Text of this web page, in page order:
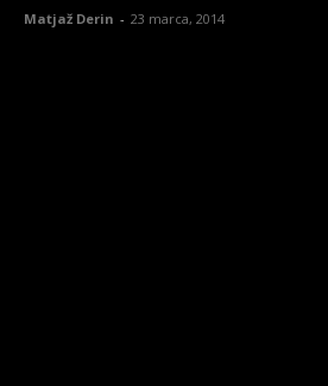
Matjaž Derin - 23 marca, 2014